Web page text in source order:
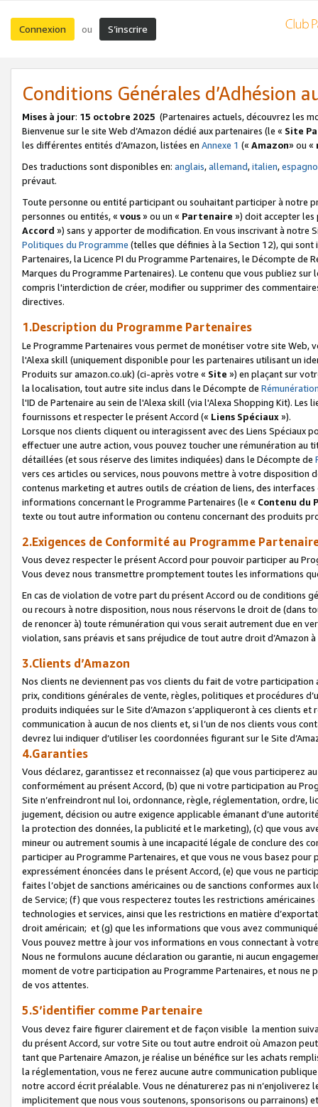
Connexion ou S’inscrire
Conditions Générales d’Adhésion
Mises à jour: 15 octobre 2025 (Partenaires actuels, découvrez les
Bienvenue sur le site Web d’Amazon dédié aux partenaires (le « Site
les différentes entités d’Amazon, listées en Annexe 1 (« Amazon» ou «
Des traductions sont disponibles en: anglais,allemand,italien,
prévaut.
Toute personne ou entité participant ou souhaitant participer à notre
personnes ou entités, « vous» ou un « Partenaire ») doit accepter les
Accord ») sans y apporter de modification. En vous inscrivant à notre
Politiques du Programme (telles que définies à la Section 12), qui
Partenaires, la Licence PI du Programme Partenaires, le Décompte de
Marques du Programme Partenaires). Le contenu que vous publiez
compris l'interdiction de créer, modifier ou supprimer des
directives.
1.Description du Programme Partenaires
Le Programme Partenaires vous permet de monétiser votre site Web,
l'Alexa skill (uniquement disponible pour les partenaires utilisant un
Produits sur amazon.co.uk) (ci-après votre « Site ») en plaçant sur
la localisation, tout autre site inclus dans le Décompte de
l'ID de Partenaire au sein de l'Alexa skill (via l'Alexa Shopping Kit).
fournissons et respecter le présent Accord (« Liens Spéciaux»).
Lorsque nos clients cliquent ou interagissent avec des Liens Spéciaux
effectuer une autre action, vous pouvez toucher une rémunération
détaillées (et sous réserve des limites indiquées) dans le Décompte de
vers ces articles ou services, nous pouvons mettre à votre disposition
contenus marketing et autres outils de création de liens, des
informations concernant le Programme Partenaires (le « Contenu du
texte ou tout autre information ou contenu concernant des produits
2.Exigences de Conformité au Programme
Vous devez respecter le présent Accord pour pouvoir participer au
Vous devez nous transmettre promptement toutes les informations
En cas de violation de votre part du présent Accord ou de conditions
ou recours à notre disposition, nous nous réservons le droit de (dans
de renoncer à) toute rémunération qui vous serait autrement due en
violation, sans préavis et sans préjudice de tout autre droit
3.Clients d’Amazon
Nos clients ne deviennent pas vos clients du fait de votre
prix, conditions générales de vente, règles, politiques et procédures
produits indiquées sur le Site d’Amazon s’appliqueront à ces clients
communication à aucun de nos clients et, si l’un de nos clients vous
devrez lui indiquer d’utiliser les coordonnées figurant sur le Site
4.Garanties
Vous déclarez, garantissez et reconnaissez (a) que vous participerez
conformément au présent Accord, (b) que ni votre participation au
Site n’enfreindront nul loi, ordonnance, règle, réglementation, ordre,
jugement, décision ou autre exigence applicable émanant d’une
la protection des données, la publicité et le marketing), (c) que vous
mineur ou autrement soumis à une incapacité légale de conclure des
participer au Programme Partenaires, et que vous ne vous basez
expressément énoncées dans le présent Accord, (e) que vous ne
faites l’objet de sanctions américaines ou de sanctions conformes
de Service; (f) que vous respecterez toutes les restrictions
technologies et services, ainsi que les restrictions en matière
droit américain; et (g) que les informations que vous avez
Vous pouvez mettre à jour vos informations en vous connectant à
Nous ne formulons aucune déclaration ou garantie, ni aucun
moment de votre participation au Programme Partenaires, et nous
de vos attentes.
5.S’identifier comme Partenaire
Vous devez faire figurer clairement et de façon visible la mention
du présent Accord, sur votre Site ou tout autre endroit où Amazon
tant que Partenaire Amazon, je réalise un bénéfice sur les achats
la réglementation, vous ne ferez aucune autre communication
notre accord écrit préalable. Vous ne dénaturerez pas ni
implicitement que nous vous soutenons, sponsorisons ou parrainons)